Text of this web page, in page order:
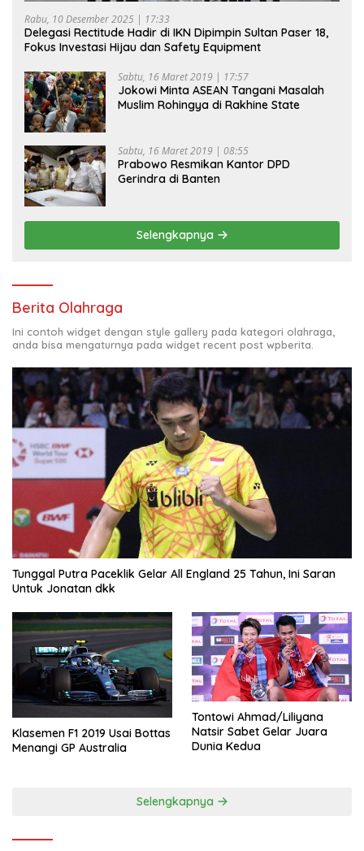
Rabu, 10 Desember 2025 | 17:33
Delegasi Rectitude Hadir di IKN Dipimpin Sultan Paser 18,
Fokus Investasi Hijau dan Safety Equipment
Sabtu, 16 Maret 2019 | 17:57
Jokowi Minta ASEAN Tangani Masalah
Muslim Rohingya di Rakhine State
Sabtu, 16 Maret 2019 | 08:55
Prabowo Resmikan Kantor DPD
Gerindra di Banten
Selengkapnya
Berita Olahraga
Ini contoh widget dengan style gallery pada kategori olahraga,
anda bisa mengaturnya pada widget recent post wpberita.
Tunggal Putra Paceklik Gelar All England 25 Tahun, Ini Saran
Untuk Jonatan dkk
Klasemen F1 2019 Usai Bottas
Menangi GP Australia
Tontowi Ahmad/Liliyana
Natsir Sabet Gelar Juara
Dunia Kedua
Selengkapnya